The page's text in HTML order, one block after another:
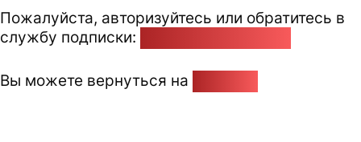
Пожалуйста, авторизуйтесь или обратитесь в
службу подписки:
Вы можете вернуться на